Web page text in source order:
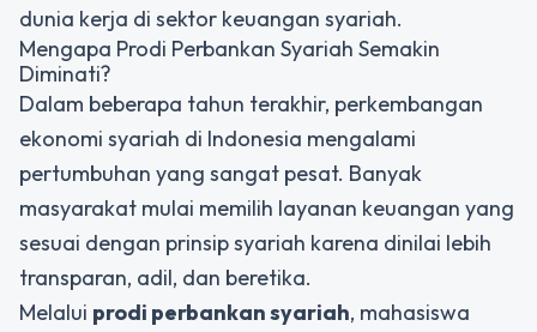
dunia kerja di sektor keuangan syariah.
Mengapa Prodi Perbankan Syariah Semakin
Diminati?
Dalam beberapa tahun terakhir, perkembangan
ekonomi syariah di Indonesia mengalami
pertumbuhan yang sangat pesat. Banyak
masyarakat mulai memilih layanan keuangan yang
sesuai dengan prinsip syariah karena dinilai lebih
transparan, adil, dan beretika.
Melalui prodi perbankan syariah, mahasiswa